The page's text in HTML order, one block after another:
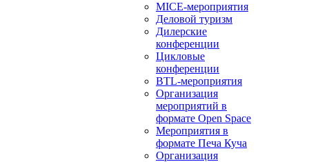
MICE-мероприятия
Деловой туризм
Дилерские
конференции
Цикловые
конференции
BTL-мероприятия
Организация
мероприятий в
формате Open Space
Мероприятия в
формате Печа Куча
Организация